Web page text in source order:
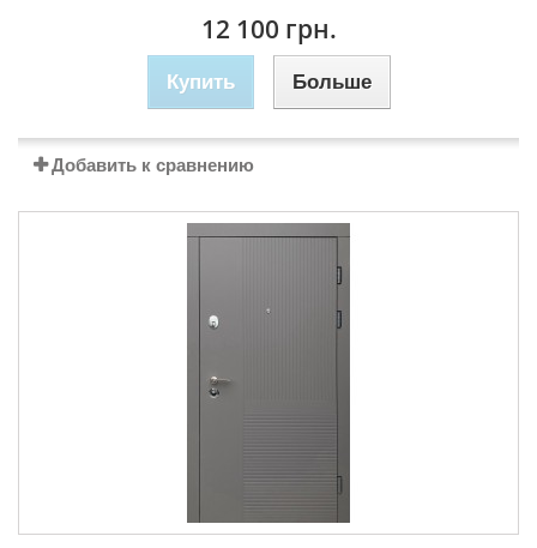
12 100 грн.
Купить Больше
Добавить к сравнению